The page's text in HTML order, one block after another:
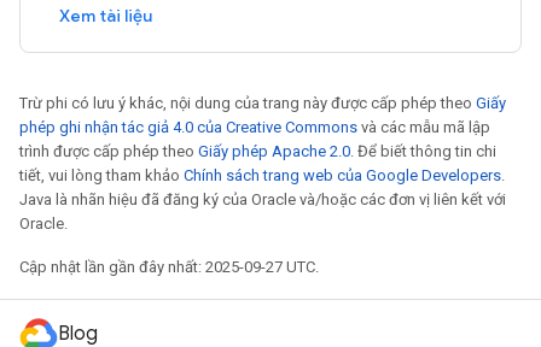
Xem tài liệu
Trừ phi có lưu ý khác, nội dung của trang này được cấp phép theo Giấy
phép ghi nhận tác giả 4.0 của Creative Commons và các mẫu mã lập
trình được cấp phép theo Giấy phép Apache 2.0. Để biết thông tin chi
tiết, vui lòng tham khảo Chính sách trang web của Google Developers.
Java là nhãn hiệu đã đăng ký của Oracle và/hoặc các đơn vị liên kết với
Oracle.
Cập nhật lần gần đây nhất: 2025-09-27 UTC.
Blog